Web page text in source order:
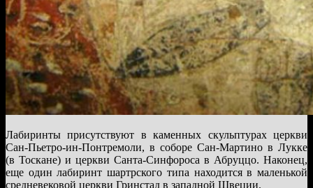
Лабиринты присутствуют в каменных скульптурах церкви
Сан-Пьетро-ин-Понтремоли, в соборе Сан-Мартино в Лукке
(в Тоскане) и церкви Санта-Синфороса в Абруццо. Наконец,
еще один лабиринт шартрского типа находится в маленькой
средневековой церкви Гринстад в западной Швеции.